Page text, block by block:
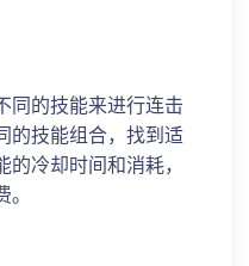
同的技能来进行连击
的技能组合，找到适
冷却时间和消耗，